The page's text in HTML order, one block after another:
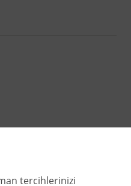
tercihlerinizi